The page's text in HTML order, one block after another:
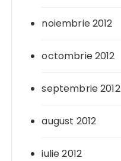
noiembrie 2012
octombrie 2012
septembrie 2012
august 2012
iulie 2012